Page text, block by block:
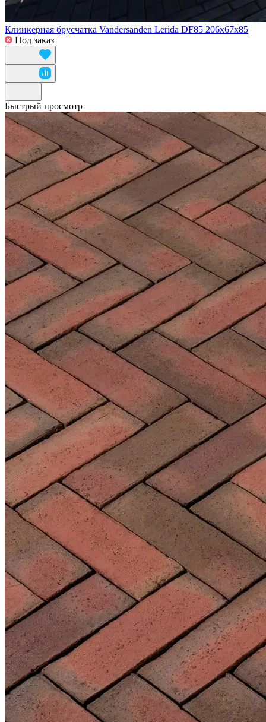
Клинкерная брусчатка Vandersanden Lerida DF85 206x67x85
Под заказ
Быстрый просмотр